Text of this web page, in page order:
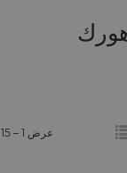
عرض 1 – 15